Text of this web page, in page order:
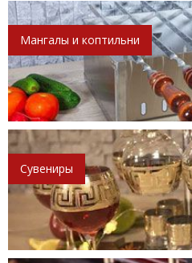
Мангалы и коптильни
Сувениры